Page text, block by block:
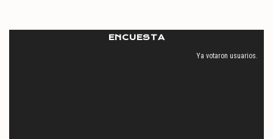
ENCUESTA
Ya votaron usuarios.